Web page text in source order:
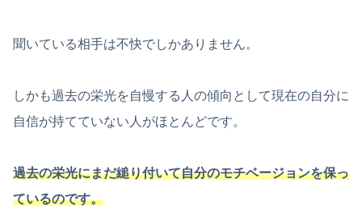
聞いている相手は不快でしかありません。
しかも過去の栄光を自慢する人の傾向として現在の自分に
自信が持てていない人がほとんどです。
過去の栄光にまだ縋り付いて自分のモチベージョンを保っ
ているのです。